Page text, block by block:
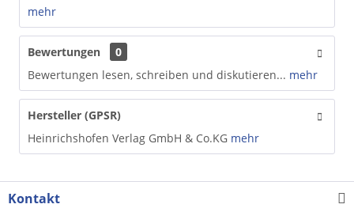
mehr
Bewertungen
0
Bewertungen lesen, schreiben und diskutieren... mehr
Hersteller (GPSR)
Heinrichshofen Verlag GmbH & Co.KG mehr
Kontakt